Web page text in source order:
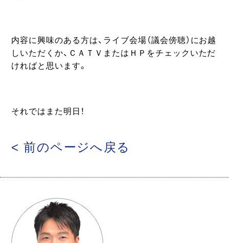
内容に興味のある方は、ライブ会場（議会傍聴）にお越
しいただくか、ＣＡＴＶまたはＨＰをチェックいただ
ければと思います。
それではまた明日！
< 前のページへ戻る